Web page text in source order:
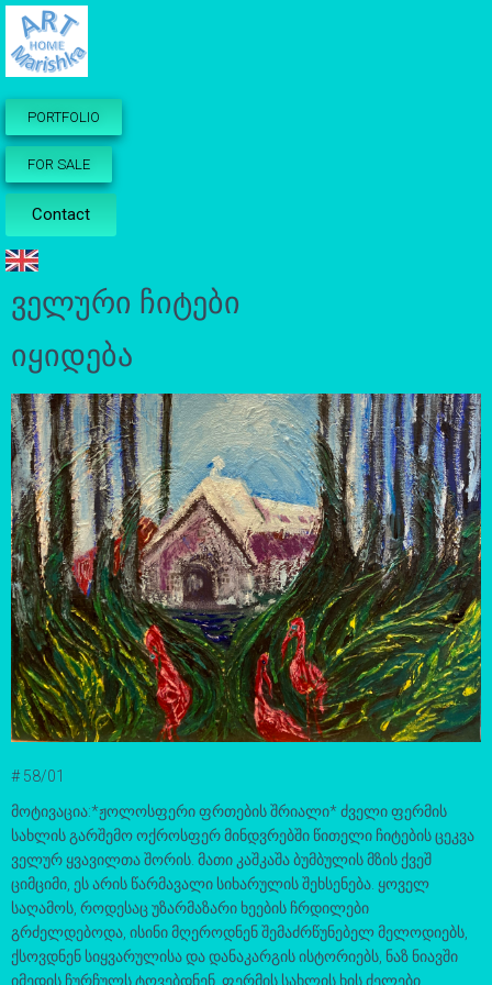
PORTFOLIO
FOR SALE
Contact
ველური ჩიტები
იყიდება
# 58/01
მოტივაცია:*ჟოლოსფერი ფრთების შრიალი* ძველი ფერმის
სახლის გარშემო ოქროსფერ მინდვრებში წითელი ჩიტების ცეკვა
ველურ ყვავილთა შორის. მათი კაშკაშა ბუმბულის მზის ქვეშ
ციმციმი, ეს არის წარმავალი სიხარულის შეხსენება. ყოველ
საღამოს, როდესაც უზარმაზარი ხეების ჩრდილები
გრძელდებოდა, ისინი მღეროდნენ შემაძრწუნებელ მელოდიებს,
ქსოვდნენ სიყვარულისა და დანაკარგის ისტორიებს, ნაზ ნიავში
იმედის ჩურჩულს ტოვებდნენ. ფერმის სახლის ხის ძელები